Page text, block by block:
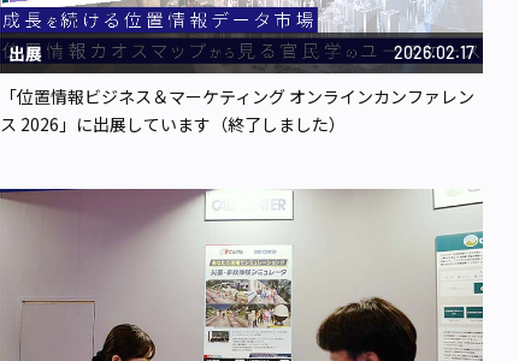
出展 2026.02.17
「位置情報ビジネス＆マーケティング オンラインカンファレン
ス 2026」に出展しています（終了しました）